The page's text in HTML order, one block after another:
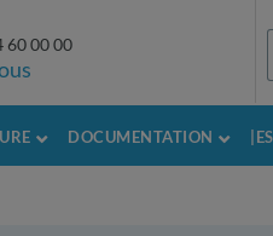
60 00 00
DOCUMENTATION